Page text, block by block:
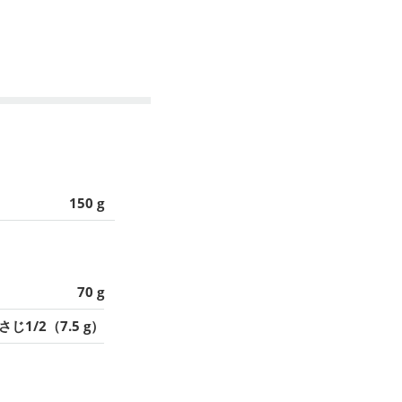
150 g
70 g
じ1/2（7.5 g）